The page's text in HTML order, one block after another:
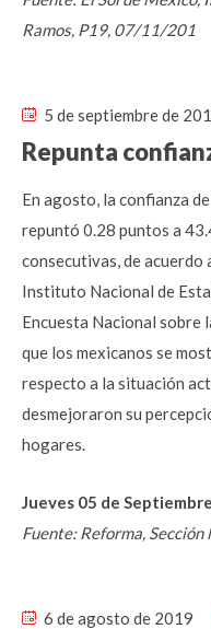
Ramos, P19, 07/11/201
5 de septiembre de
Repunta
En agosto, la confianza
repuntó 0.28 puntos a
consecutivas, de
Instituto Nacional de
Encuesta Nacional sobre
que los mexicanos se
respecto a la situación
desmejoraron su
hogares.
Jueves 05 de
Fuente: Reforma,
6 de agosto de 2019